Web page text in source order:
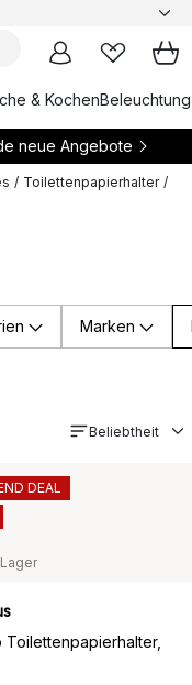
& KochenBeleuchtung
neue Angebote
/ Toilettenpapierhalter /
Marken
Beliebtheit
Toilettenpapierhalter,
DEAL